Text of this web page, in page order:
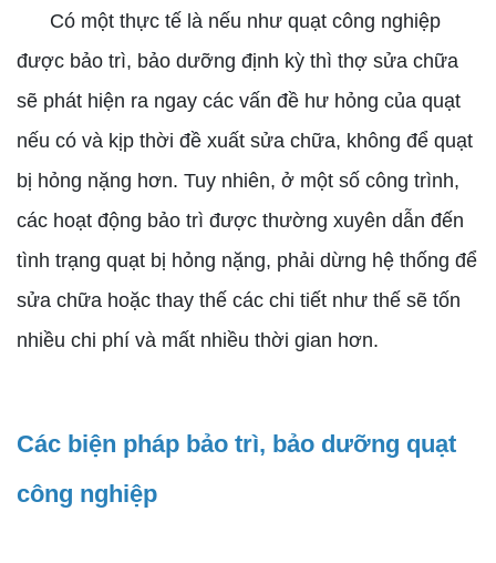
Có một thực tế là nếu như quạt công nghiệp
được bảo trì, bảo dưỡng định kỳ thì thợ sửa chữa
sẽ phát hiện ra ngay các vấn đề hư hỏng của quạt
nếu có và kịp thời đề xuất sửa chữa, không để quạt
bị hỏng nặng hơn. Tuy nhiên, ở một số công trình,
các hoạt động bảo trì được thường xuyên dẫn đến
tình trạng quạt bị hỏng nặng, phải dừng hệ thống để
sửa chữa hoặc thay thế các chi tiết như thế sẽ tốn
nhiều chi phí và mất nhiều thời gian hơn.
Các biện pháp bảo trì, bảo dưỡng quạt
công nghiệp